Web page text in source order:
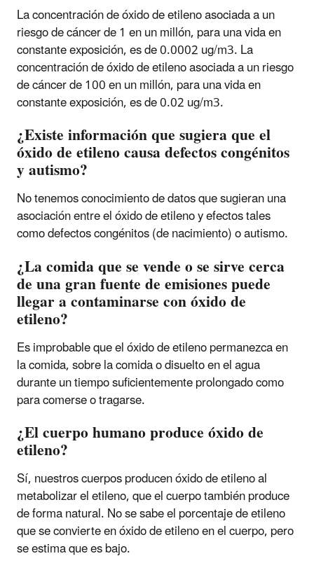
La concentración de óxido de etileno asociada a un
riesgo de cáncer de 1 en un millón, para una vida en
constante exposición, es de 0.0002 ug/m3. La
concentración de óxido de etileno asociada a un riesgo
de cáncer de 100 en un millón, para una vida en
constante exposición, es de 0.02 ug/m3.
¿Existe información que sugiera que el
óxido de etileno causa defectos congénitos
y autismo?
No tenemos conocimiento de datos que sugieran una
asociación entre el óxido de etileno y efectos tales
como defectos congénitos (de nacimiento) o autismo.
¿La comida que se vende o se sirve cerca
de una gran fuente de emisiones puede
llegar a contaminarse con óxido de
etileno?
Es improbable que el óxido de etileno permanezca en
la comida, sobre la comida o disuelto en el agua
durante un tiempo suficientemente prolongado como
para comerse o tragarse.
¿El cuerpo humano produce óxido de
etileno?
Sí, nuestros cuerpos producen óxido de etileno al
metabolizar el etileno, que el cuerpo también produce
de forma natural. No se sabe el porcentaje de etileno
que se convierte en óxido de etileno en el cuerpo, pero
se estima que es bajo.